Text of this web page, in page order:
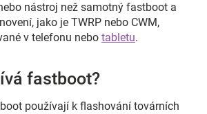
nástroj než samotný fastboot a
jako je TWRP nebo CWM,
v telefonu nebo tabletu.
fastboot?
používají k flashování továrních